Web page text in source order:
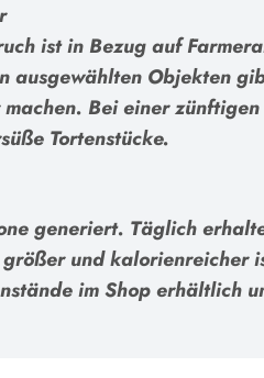
ist in Bezug auf
ausgewählten Objekten
Bei einer
Tortenstücke.
generiert. Täglich
und
im Shop erhältlich